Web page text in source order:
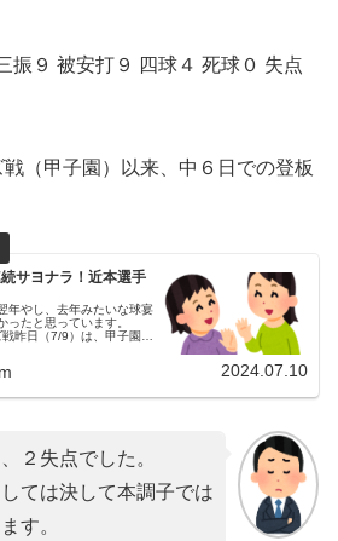
振９ 被安打９ 四球４ 死球０ 失点
（甲子園）以来、中６日での登板
サヨナラ！近本選手
年やし、去年みたいな球宴
ったと思っています。
昨日（7/9）は、甲子園球
2024.07.10
２失点でした。
ては決して本調子では
す。